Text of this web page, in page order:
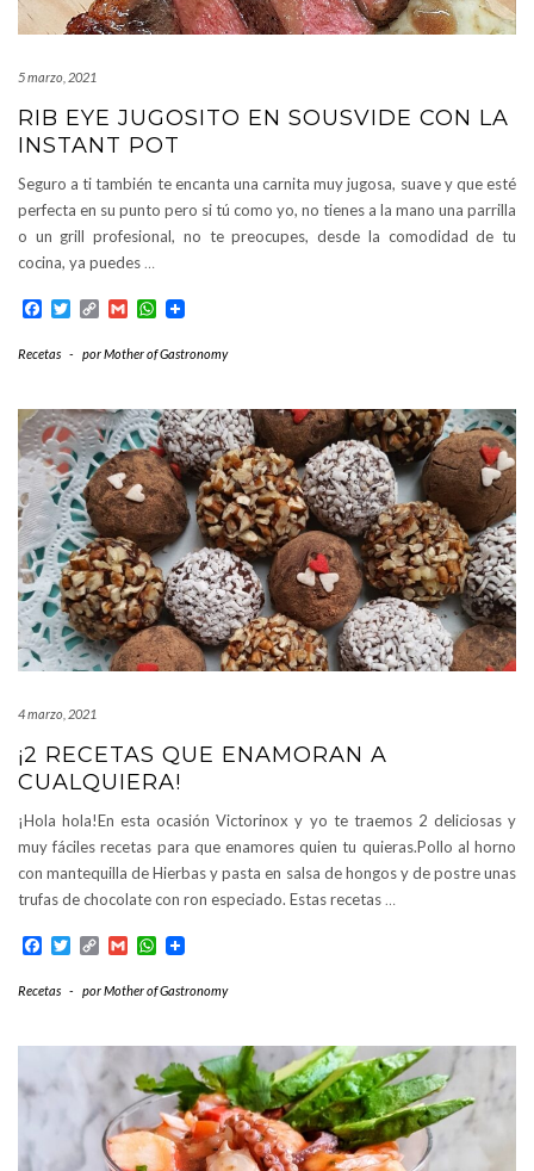
5 marzo, 2021
RIB EYE JUGOSITO EN SOUSVIDE CON LA
INSTANT POT
Seguro a ti también te encanta una carnita muy jugosa, suave y que esté
perfecta en su punto pero si tú como yo, no tienes a la mano una parrilla
o un grill profesional, no te preocupes, desde la comodidad de tu
cocina, ya puedes …
Facebook
TwitterCopyGmailWhatsApp
Recetas - porMother of Gastronomy
4 marzo, 2021
¡2 RECETAS QUE ENAMORAN A
CUALQUIERA!
¡Hola hola!En esta ocasión Victorinox y yo te traemos 2 deliciosas y
muy fáciles recetas para que enamores quien tu quieras.Pollo al horno
con mantequilla de Hierbas y pasta en salsa de hongos y de postre unas
trufas de chocolate con ron especiado. Estas recetas …
Facebook
TwitterCopyGmailWhatsApp
Recetas - porMother of Gastronomy